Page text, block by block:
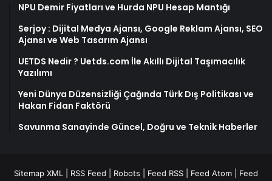
NPU Demir Fiyatları ve Hurda NPU Hesap Mantığı
Serjoy : Dijital Medya Ajansı, Google Reklam Ajansı, SEO
Ajansı ve Web Tasarım Ajansı
UETDS Nedir ? Uetds.com İle Akıllı Dijital Taşımacılık
Yazılımı
Yeni Dünya Düzensizliği Çağında Türk Dış Politikası ve
Hakan Fidan Faktörü
Savunma Sanayinde Güncel, Doğru ve Teknik Haberler
Sitemap XML RSS Feed Robots Feed RSS Feed Atom Feed